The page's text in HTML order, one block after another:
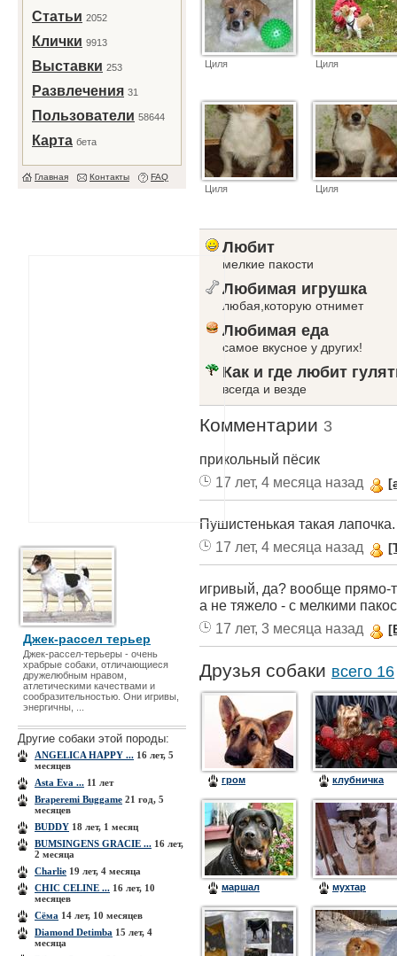
Статьи 2052
Клички 9913
Выставки 253
Развлечения 31
Пользователи 58644
Карта бета
Главная Контакты FAQ
Джек-рассел терьер
Джек-рассел-терьеры - очень
храбрые собаки, отличающиеся
дружелюбным нравом,
атлетическими качествами и
сообразительностью. Они игривы,
энергичны, ...
Другие собаки этой породы:
ANGELICA HAPPY ... 16 лет, 5
месяцев
Asta Eva ... 11 лет
Braperemi Buggame 21 год, 5
месяцев
BUDDY 18 лет, 1 месяц
BUMSINGENS GRACIE ... 16 лет,
2 месяца
Charlie 19 лет, 4 месяца
CHIC CELINE ... 16 лет, 10
месяцев
Cёма 14 лет, 10 месяцев
Diamond Detimba 15 лет, 4
месяца
Циля Циля
Циля Циля
Любит
мелкие пакости
Любимая игрушка
любая,которую отнимет
Любимая еда
самое вкусное у других!
Как и где любит
всегда и везде
Комментарии 3
прикольный пёсик
17 лет, 4 месяца назад
Пушистенькая такая лапочка.
17 лет, 4 месяца назад
игривый, да? вообще прямо-
а не тяжело - с мелкими
17 лет, 3 месяца назад
Друзья собаки всего 16
гром клубничка
маршал мухтар